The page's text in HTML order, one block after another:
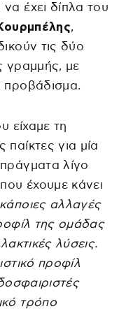
να έχει δίπλα του
,
τις δύο
γραμμής, με
είχαμε τη
για μία
λίγο
έχουμε κάνει
αλλαγές
της ομάδας
λύσεις.
προφίλ
τρόπο